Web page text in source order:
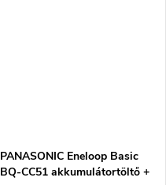
PANASONIC Eneloop Basic
BQ-CC51 akkumulátortöltő +